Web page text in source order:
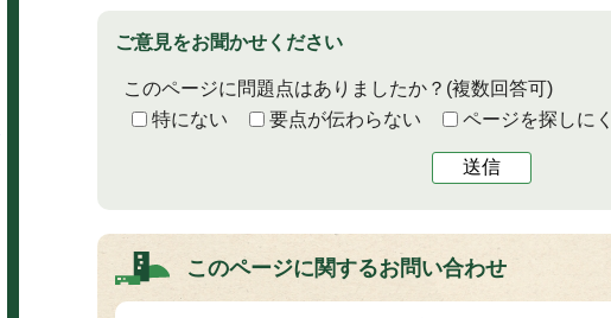
ご意見をお聞かせください
このページに問題点はありましたか？ (複数回答可)
特にない
要点が伝わらない ページを探しに
送信
このページに関するお問い合わせ